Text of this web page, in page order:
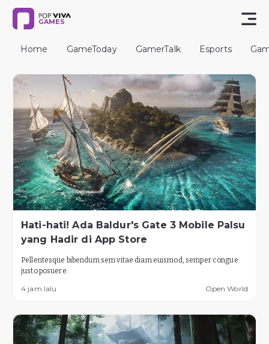
GAMES
Home GameToday GamerTalk Esports
Hati-hati! Ada Baldur's Gate 3 Mobile Palsu
yang Hadir di App Store
Pellentesque bibendum sem vitae diam euismod, semper congue
justo posuere.
4 jam lalu Open World